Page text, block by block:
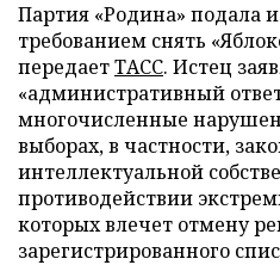
Партия «Родина» подала
требованием снять
передаетТАСС. Истец
«административный
многочисленные
выборах, в частности,
интеллектуальной
противодействии
которых влечет отмену
зарегистрированного